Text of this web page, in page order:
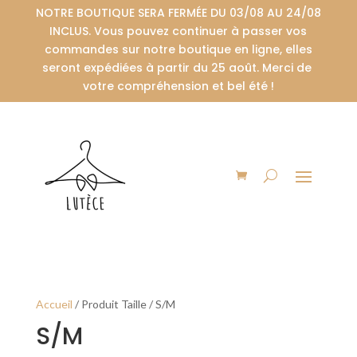
NOTRE BOUTIQUE SERA FERMÉE DU 03/08 AU 24/08
INCLUS. Vous pouvez continuer à passer vos
commandes sur notre boutique en ligne, elles
seront expédiées à partir du 25 août. Merci de
votre compréhension et bel été !
Accueil / Produit Taille/S/M
S/M